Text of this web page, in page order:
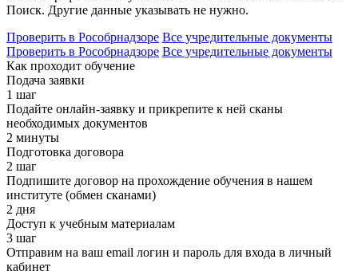
Поиск. Другие данные указывать не нужно.
Проверить в Рособрнадзоре Все учредительные документы
Проверить в Рособрнадзоре Все учредительные документы
Как проходит обучение
Подача заявки
1 шаг
Подайте онлайн-заявку и прикрепите к ней сканы
необходимых документов
2 минуты
Подготовка договора
2 шаг
Подпишите договор на прохождение обучения в нашем
институте (обмен сканами)
2 дня
Доступ к учебным материалам
3 шаг
Отправим на ваш email логин и пароль для входа в личный
кабинет